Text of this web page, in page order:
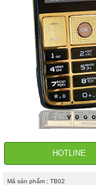
HOTLINE
Mã sản phẩm : TB02